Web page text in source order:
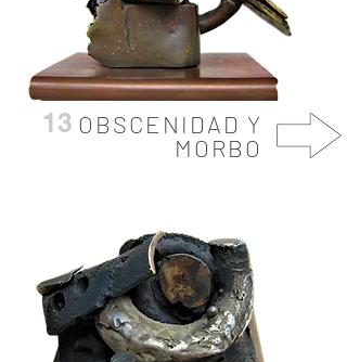
OBSCENIDAD Y
MORBO
13